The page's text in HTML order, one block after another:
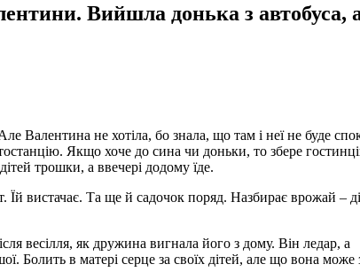
Вийшла донька з автобуса,
Валентина не хотіла, бо знала, що там і неї не буде
Якщо хоче до сина чи доньки, то збере
трошки, а ввечері додому їде.
вистачає. Та ще й садочок поряд. Назбирає врожай –
весілля, як дружина вигнала його з дому. Він ледар, а
Болить в матері серце за своїх дітей, але що вона